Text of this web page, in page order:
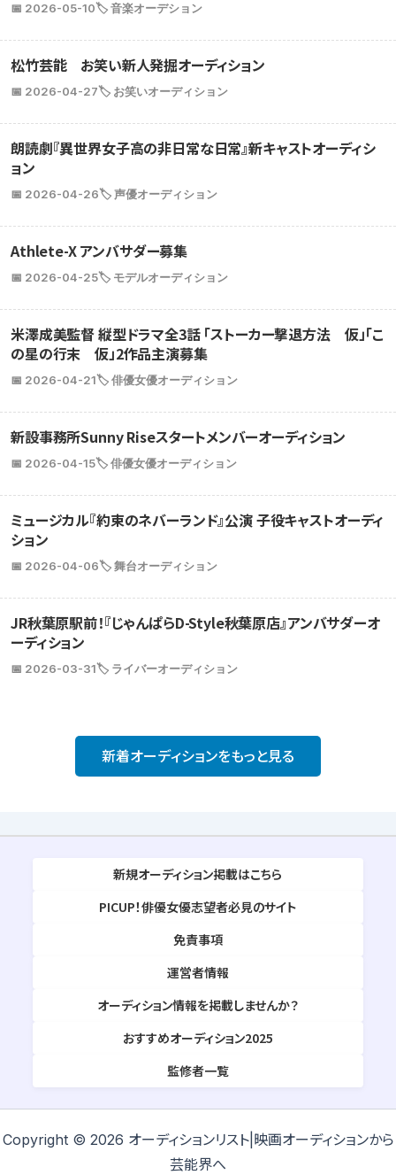
📅 2026-05-10🏷️ 音楽オーデション
松竹芸能 お笑い新人発掘オーディション
📅 2026-04-27🏷️ お笑いオーディション
朗読劇『異世界女子高の非日常な日常』新キャストオーディシ
ョン
📅 2026-04-26🏷️ 声優オーディション
Athlete-X アンバサダー募集
📅 2026-04-25🏷️ モデルオーディション
米澤成美監督 縦型ドラマ全3話 「ストーカー撃退方法 仮」「こ
の星の行末 仮」2作品主演募集
📅 2026-04-21🏷️ 俳優女優オーディション
新設事務所Sunny Riseスタートメンバーオーディション
📅 2026-04-15🏷️ 俳優女優オーディション
ミュージカル『約束のネバーランド』公演 子役キャストオーディ
ション
📅 2026-04-06🏷️ 舞台オーディション
JR秋葉原駅前！『じゃんぱらD-Style秋葉原店』アンバサダーオ
ーディション
📅 2026-03-31🏷️ ライバーオーディション
新着オーディションをもっと見る
新規オーディション掲載はこちら
PICUP！俳優女優志望者必見のサイト
免責事項
運営者情報
オーディション情報を掲載しませんか？
おすすめオーディション2025
監修者一覧
Copyright © 2026 オーディションリスト|映画オーディションから
芸能界へ